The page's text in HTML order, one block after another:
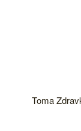
Toma